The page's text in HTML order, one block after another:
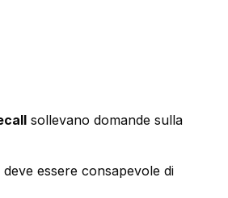
sollevano domande sulla
essere consapevole di